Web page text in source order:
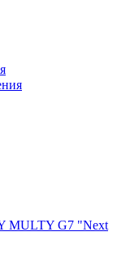
MULTY G7 "Next